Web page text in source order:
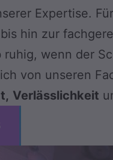
Expertise.
bis hin zur
ruhig, wenn der
von unseren
Verlässlichkeit